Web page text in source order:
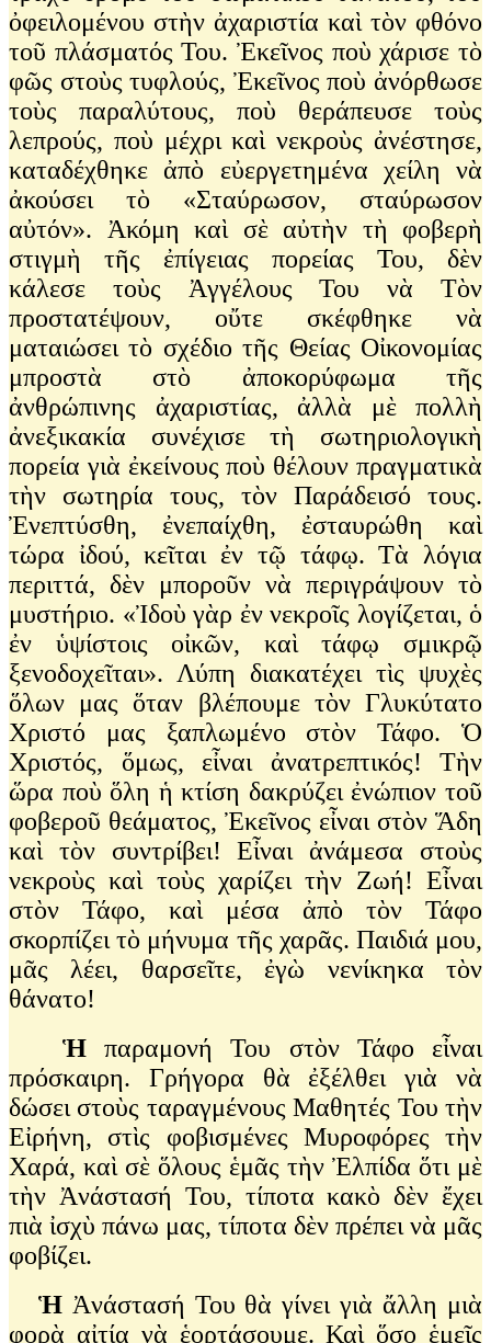
ὀφειλομένου στὴν ἀχαριστία καὶ τὸν φθόνο
τοῦ πλάσματός Του. Ἐκεῖνος ποὺ χάρισε τὸ
φῶς στοὺς τυφλούς, Ἐκεῖνος ποὺ ἀνόρθωσε
τοὺς παραλύτους, ποὺ θεράπευσε τοὺς
λεπρούς, ποὺ μέχρι καὶ νεκροὺς ἀνέστησε,
καταδέχθηκε ἀπὸ εὐεργετημένα χείλη νὰ
ἀκούσει τὸ «Σταύρωσον, σταύρωσον
αὐτόν». Ἀκόμη καὶ σὲ αὐτὴν τὴ φοβερὴ
στιγμὴ τῆς ἐπίγειας πορείας Του, δὲν
κάλεσε τοὺς Ἀγγέλους Του νὰ Τὸν
προστατέψουν, οὔτε σκέφθηκε νὰ
ματαιώσει τὸ σχέδιο τῆς Θείας Οἰκονομίας
μπροστὰ στὸ ἀποκορύφωμα τῆς
ἀνθρώπινης ἀχαριστίας, ἀλλὰ μὲ πολλὴ
ἀνεξικακία συνέχισε τὴ σωτηριολογικὴ
πορεία γιὰ ἐκείνους ποὺ θέλουν πραγματικὰ
τὴν σωτηρία τους, τὸν Παράδεισό τους.
Ἐνεπτύσθη, ἐνεπαίχθη, ἐσταυρώθη καὶ
τώρα ἰδού, κεῖται ἐν τῷ τάφῳ. Τὰ λόγια
περιττά, δὲν μποροῦν νὰ περιγράψουν τὸ
μυστήριο. «Ἰδοὺ γὰρ ἐν νεκροῖς λογίζεται, ὁ
ἐν ὑψίστοις οἰκῶν, καὶ τάφῳ σμικρῷ
ξενοδοχεῖται». Λύπη διακατέχει τὶς ψυχὲς
ὅλων μας ὅταν βλέπουμε τὸν Γλυκύτατο
Χριστό μας ξαπλωμένο στὸν Τάφο. Ὁ
Χριστός, ὅμως, εἶναι ἀνατρεπτικός! Τὴν
ὥρα ποὺ ὅλη ἡ κτίση δακρύζει ἐνώπιον τοῦ
φοβεροῦ θεάματος, Ἐκεῖνος εἶναι στὸν Ἅδη
καὶ τὸν συντρίβει! Εἶναι ἀνάμεσα στοὺς
νεκροὺς καὶ τοὺς χαρίζει τὴν Ζωή! Εἶναι
στὸν Τάφο, καὶ μέσα ἀπὸ τὸν Τάφο
σκορπίζει τὸ μήνυμα τῆς χαρᾶς. Παιδιά μου,
μᾶς λέει, θαρσεῖτε, ἐγὼ νενίκηκα τὸν
θάνατο!
Ἡπαραμονή Του στὸν Τάφο εἶναι
πρόσκαιρη. Γρήγορα θὰ ἐξέλθει γιὰ νὰ
δώσει στοὺς ταραγμένους Μαθητές Του τὴν
Εἰρήνη, στὶς φοβισμένες Μυροφόρες τὴν
Χαρά, καὶ σὲ ὅλους ἑμᾶς τὴν Ἐλπίδα ὅτι μὲ
τὴν Ἀνάστασή Του, τίποτα κακὸ δὲν ἔχει
πιὰ ἰσχὺ πάνω μας, τίποτα δὲν πρέπει νὰ μᾶς
φοβίζει.
ἩἈνάστασή Του θὰ γίνει γιὰ ἄλλη μιὰ
φορὰ αἰτία νὰ ἑορτάσουμε. Καὶ ὅσο ἑμεῖς